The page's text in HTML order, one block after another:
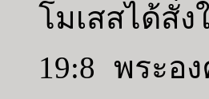
โมเสสได้สั่
19:8 พระอ